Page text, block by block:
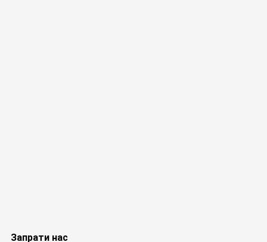
Запрати нас